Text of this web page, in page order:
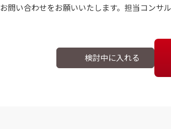
お問い合わせをお願いいたします。担当コンサ